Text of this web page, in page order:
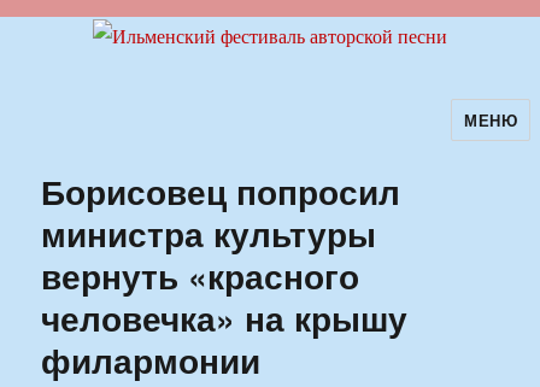
Ильменский фестиваль авторскойМЕНЮ
Борисовец попросил
министра культуры
вернуть «красного
человечка» на крышу
филармонии